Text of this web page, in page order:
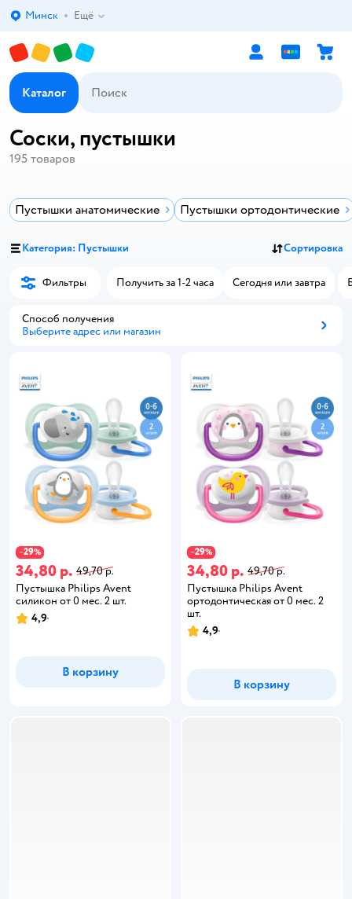
Выбор адреса доставки.
Минск Ещё
Каталог
Соски, пустышки
195 товаров
Пустышки анатомические Пустышки ортодонтические
Категория: Пустышки Сортировка
Фильтры Получить за 1-2 часа Сегодня или завтра
Способ получения
Выберите адрес или магазин
−29%
34,80 р. 49,70 р.
Пустышка Philips Avent
силикон от 0 мес. 2 шт.
4,9
В корзину
−29%
34,80 р. 49,70 р.
Пустышка Philips Avent
ортодонтическая от 0 мес. 2
шт.
4,9
В корзину